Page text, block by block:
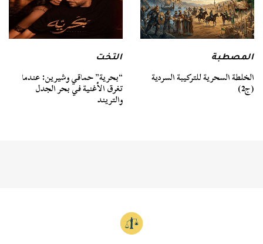
المصطبة
الخلطة السحرية للتركيبة السردية
(ج2)
التخت
“بحرية” حماقي وشيرين: عندما
تغرق الأغنية في بحر الجدل
والتريند